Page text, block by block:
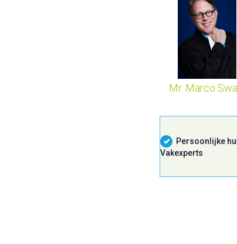
Mr. Marco
Persoonlijke
Vakexperts